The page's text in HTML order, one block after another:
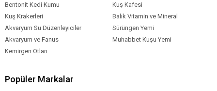
Bentonit Kedi Kumu
Kuş Kafesi
Kuş Krakerleri
Balık Vitamin ve Mineral
Akvaryum Su Düzenleyiciler
Sürüngen Yemi
Akvaryum ve Fanus
Muhabbet Kuşu Yemi
Kemirgen Otları
Popüler Markalar